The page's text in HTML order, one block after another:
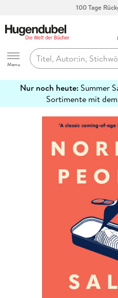
100 Tage
Hugendubel
Menu
Nur noch heute: Summer
Sortimente mit
erfahren